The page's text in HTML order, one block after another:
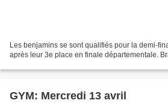
Les benjamins se sont qualifiés pour la demi-
après leur 3e place en finale départementale.
GYM: Mercredi 13 avril